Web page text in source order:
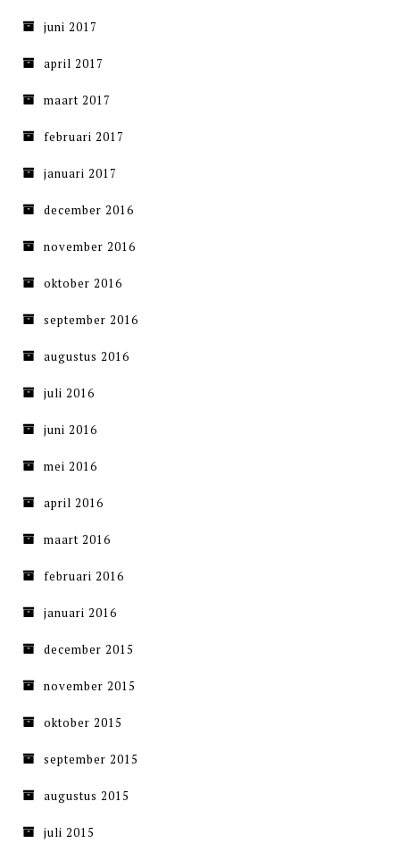
juni 2017
april 2017
maart 2017
februari 2017
januari 2017
december 2016
november 2016
oktober 2016
september 2016
augustus 2016
juli 2016
juni 2016
mei 2016
april 2016
maart 2016
februari 2016
januari 2016
december 2015
november 2015
oktober 2015
september 2015
augustus 2015
juli 2015